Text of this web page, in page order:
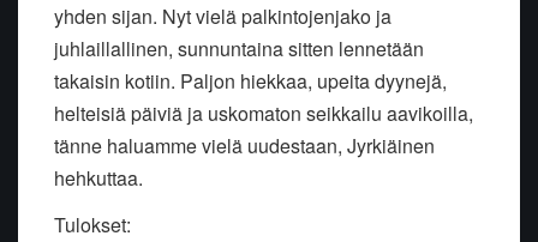
yhden sijan. Nyt vielä palkintojenjako ja
juhlaillallinen, sunnuntaina sitten lennetään
takaisin kotiin. Paljon hiekkaa, upeita dyynejä,
helteisiä päiviä ja uskomaton seikkailu aavikoilla,
tänne haluamme vielä uudestaan, Jyrkiäinen
hehkuttaa.
Tulokset: